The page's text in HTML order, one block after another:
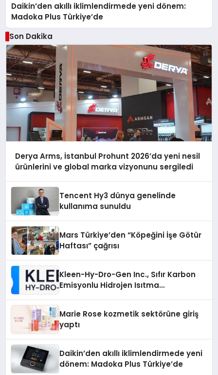
Daikin’den akıllı iklimlendirmede yeni dönem:
Madoka Plus Türkiye’de
Son Dakika
Derya Arms, İstanbul Prohunt 2026’da yeni nesil
ürünlerini ve global marka vizyonunu sergiledi
Tencent Hy3 dünya genelinde
kullanıma sunuldu
Mars Türkiye’den “Köpeğini İşe Götür
Haftası” çağrısı
Kleen-Hy-Dro-Gen Inc., Sıfır Karbon
Emisyonlu Hidrojen Isıtma
Marie Rose kozmetik sektörüne giriş
yaptı
Daikin’den akıllı iklimlendirmede yeni
dönem: Madoka Plus Türkiye’de